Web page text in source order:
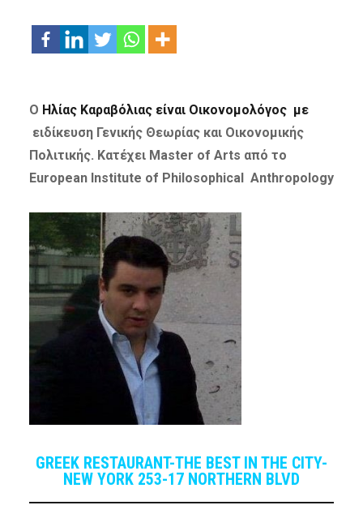
Ο Ηλίας Καραβόλιας είναι Οικονομολόγος με
ειδίκευση Γενικής Θεωρίας και Οικονομικής
Πολιτικής. Κατέχει Master of Arts από το
European Institute of Philosophical Anthropology
GREEK RESTAURANT-THE BEST IN THE CITY-
NEW YORK 253-17 NORTHERN BLVD